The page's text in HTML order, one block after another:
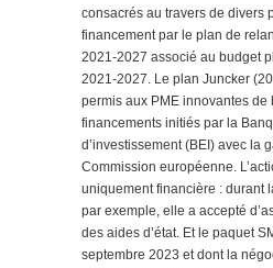
consacrés au travers de divers
financement par le plan de
2021-2027 associé au budget
2021-2027. Le plan Juncker
permis aux PME innovantes de
financements initiés par la
d’investissement (BEI) avec la
Commission européenne.
uniquement financière : durant
par exemple, elle a accepté
des aides d’état. Et le paquet
septembre 2023 et dont la